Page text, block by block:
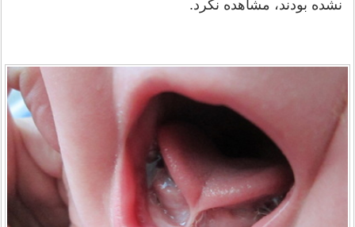
نشده بودند، مشاهده نکرد.